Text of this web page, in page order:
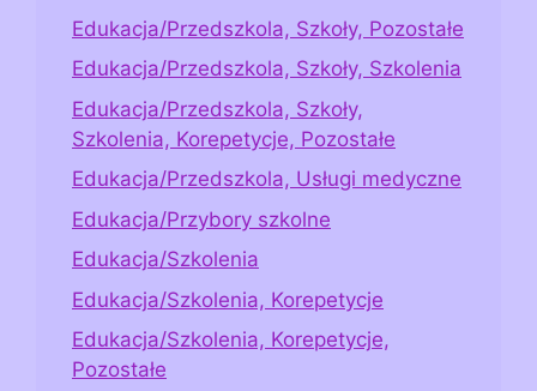
Edukacja/Przedszkola, Szkoły, Pozostałe
Edukacja/Przedszkola, Szkoły, Szkolenia
Edukacja/Przedszkola, Szkoły,
Szkolenia, Korepetycje, Pozostałe
Edukacja/Przedszkola, Usługi medyczne
Edukacja/Przybory szkolne
Edukacja/Szkolenia
Edukacja/Szkolenia, Korepetycje
Edukacja/Szkolenia, Korepetycje,
Pozostałe